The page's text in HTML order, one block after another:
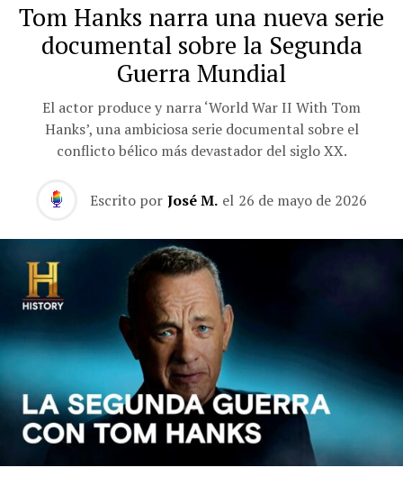
Tom Hanks narra una nueva serie
documental sobre la Segunda
Guerra Mundial
El actor produce y narra ‘World War II With Tom
Hanks’, una ambiciosa serie documental sobre el
conflicto bélico más devastador del siglo XX.
Escrito por José M. el 26 de mayo de 2026